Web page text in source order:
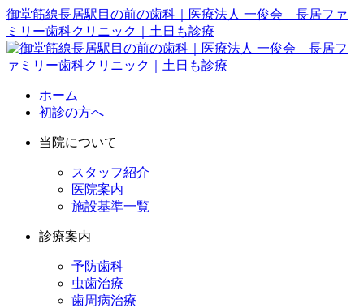
御堂筋線長居駅目の前の歯科｜医療法人 一俊会 長居ファ
ミリー歯科クリニック｜土日も診療
ホーム
初診の方へ
当院について
スタッフ紹介
医院案内
施設基準一覧
診療案内
予防歯科
虫歯治療
歯周病治療